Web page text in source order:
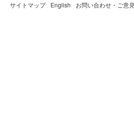
サイトマップ English お問い合わせ・ご意見